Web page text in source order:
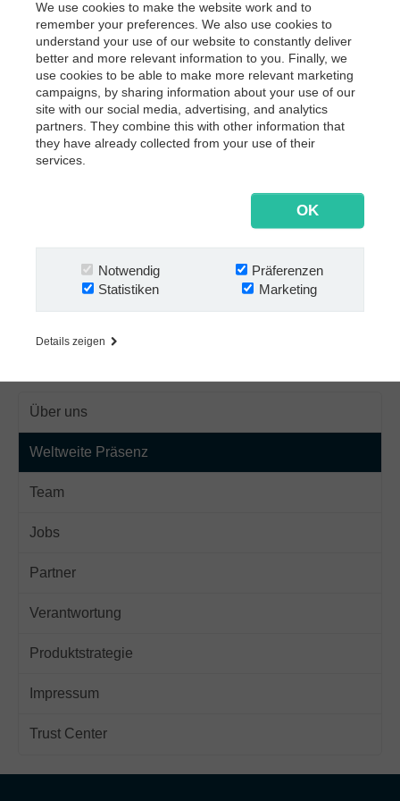
We use cookies to make the website work and to
remember your preferences. We also use cookies to
understand your use of our website to constantly deliver
better and more relevant information to you. Finally, we
use cookies to be able to make more relevant marketing
campaigns, by sharing information about your use of our
site with our social media, advertising, and analytics
partners. They combine this with other information that
they have already collected from your use of their
services.
OK
Notwendig
Präferenzen
Statistiken
Marketing
Details zeigen
3.000+ 53 35
Über uns
Weltweite Präsenz
Team
Jobs
Partner
Verantwortung
Produktstrategie
Impressum
Trust Center